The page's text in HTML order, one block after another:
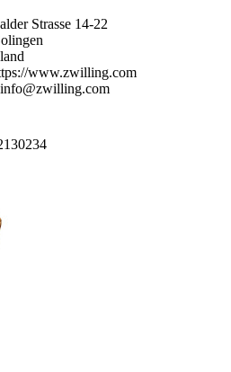
Strasse 14-22
www.zwilling.com